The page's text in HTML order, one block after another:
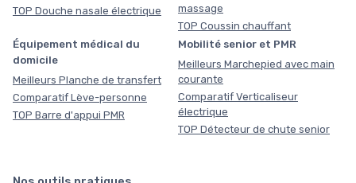
TOP Douche nasale électrique
massage
TOP Coussin chauffant
Équipement médical du
domicile
Meilleurs Planche de transfert
Comparatif Lève-personne
TOP Barre d'appui PMR
Mobilité senior et PMR
Meilleurs Marchepied avec main
courante
Comparatif Verticaliseur
électrique
TOP Détecteur de chute senior